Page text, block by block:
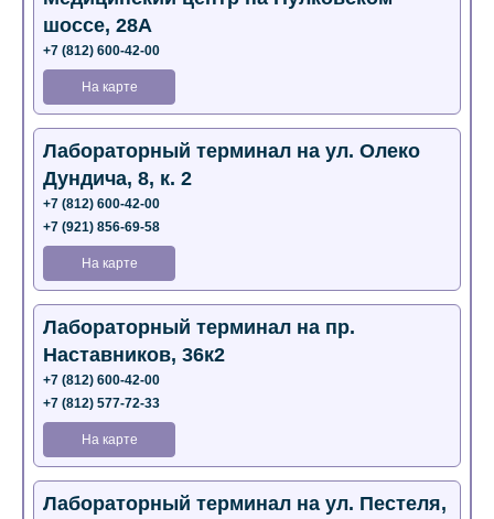
шоссе, 28А
+7 (812) 600-42-00
На карте
Лабораторный терминал на ул. Олеко
Дундича, 8, к. 2
+7 (812) 600-42-00
+7 (921) 856-69-58
На карте
Лабораторный терминал на пр.
Наставников, 36к2
+7 (812) 600-42-00
+7 (812) 577-72-33
На карте
Лабораторный терминал на ул. Пестеля,